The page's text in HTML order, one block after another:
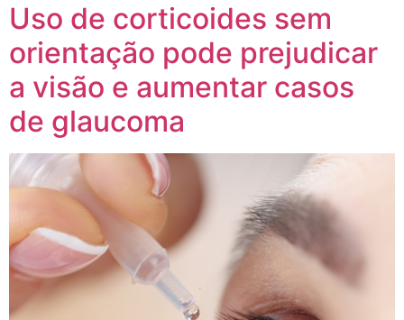
Uso de corticoides sem
orientação pode prejudicar
a visão e aumentar casos
de glaucoma